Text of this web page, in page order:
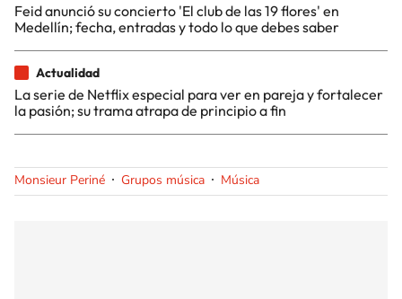
Feid anunció su concierto 'El club de las 19 flores' en
Medellín; fecha, entradas y todo lo que debes saber
Actualidad
La serie de Netflix especial para ver en pareja y fortalecer
la pasión; su trama atrapa de principio a fin
Monsieur Periné Grupos música Música